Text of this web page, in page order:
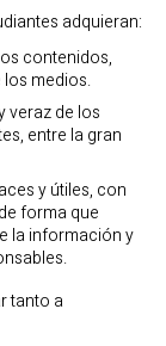
adquieran:
contenidos,
medios.
veraz de los
entre la gran
y útiles, con
forma que
la información y
tanto a